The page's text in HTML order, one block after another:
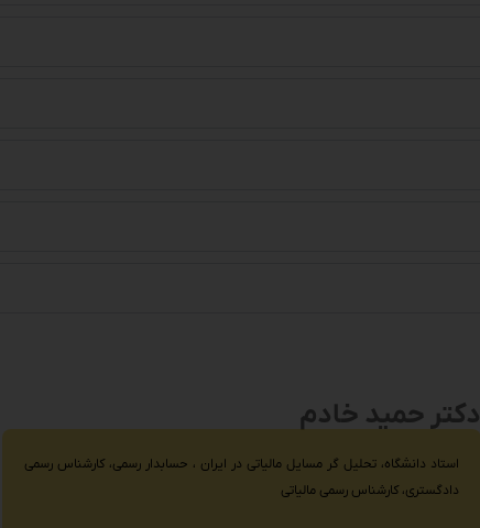
دکتر حمید خادم
استاد دانشگاه، تحلیل گر مسایل مالیاتی در ایران ، حسابدار رسمی، کارشناس رسمی
دادگستری، کارشناس رسمی مالیاتی